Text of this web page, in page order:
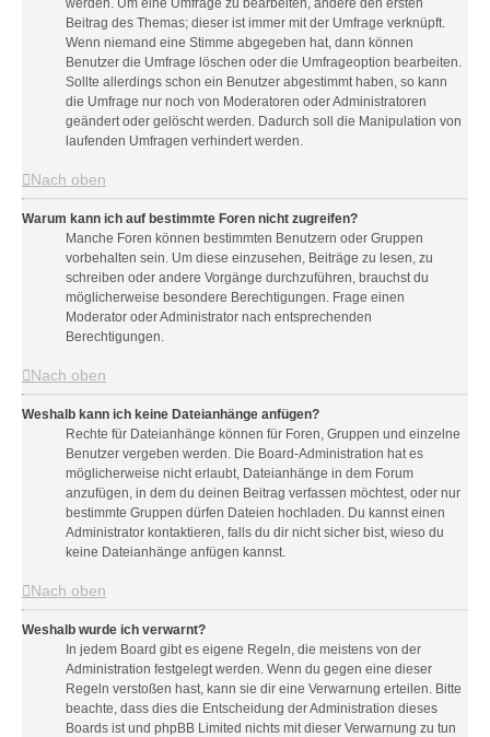
werden. Um eine Umfrage zu bearbeiten, ändere den ersten
Beitrag des Themas; dieser ist immer mit der Umfrage verknüpft.
Wenn niemand eine Stimme abgegeben hat, dann können
Benutzer die Umfrage löschen oder die Umfrageoption bearbeiten.
Sollte allerdings schon ein Benutzer abgestimmt haben, so kann
die Umfrage nur noch von Moderatoren oder Administratoren
geändert oder gelöscht werden. Dadurch soll die Manipulation von
laufenden Umfragen verhindert werden.
Nach oben
Warum kann ich auf bestimmte Foren nicht zugreifen?
Manche Foren können bestimmten Benutzern oder Gruppen
vorbehalten sein. Um diese einzusehen, Beiträge zu lesen, zu
schreiben oder andere Vorgänge durchzuführen, brauchst du
möglicherweise besondere Berechtigungen. Frage einen
Moderator oder Administrator nach entsprechenden
Berechtigungen.
Nach oben
Weshalb kann ich keine Dateianhänge anfügen?
Rechte für Dateianhänge können für Foren, Gruppen und einzelne
Benutzer vergeben werden. Die Board-Administration hat es
möglicherweise nicht erlaubt, Dateianhänge in dem Forum
anzufügen, in dem du deinen Beitrag verfassen möchtest, oder nur
bestimmte Gruppen dürfen Dateien hochladen. Du kannst einen
Administrator kontaktieren, falls du dir nicht sicher bist, wieso du
keine Dateianhänge anfügen kannst.
Nach oben
Weshalb wurde ich verwarnt?
In jedem Board gibt es eigene Regeln, die meistens von der
Administration festgelegt werden. Wenn du gegen eine dieser
Regeln verstoßen hast, kann sie dir eine Verwarnung erteilen. Bitte
beachte, dass dies die Entscheidung der Administration dieses
Boards ist und phpBB Limited nichts mit dieser Verwarnung zu tun